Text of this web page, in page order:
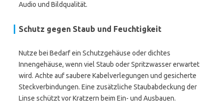
Audio und Bildqualität.
Schutz gegen Staub und Feuchtigkeit
Nutze bei Bedarf ein Schutzgehäuse oder dichtes
Innengehäuse, wenn viel Staub oder Spritzwasser erwartet
wird. Achte auf saubere Kabelverlegungen und gesicherte
Steckverbindungen. Eine zusätzliche Staubabdeckung der
Linse schützt vor Kratzern beim Ein- und Ausbauen.